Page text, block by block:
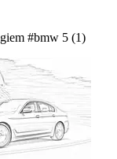
#bmw 5 (1)